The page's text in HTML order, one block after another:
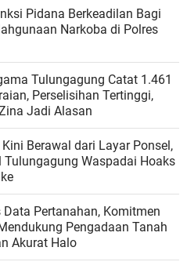
Pidana Berkeadilan Bagi
Narkoba di Polres
Tulungagung Catat 1.461
Perselisihan Tertinggi,
Jadi Alasan
Berawal dari Layar Ponsel,
Tulungagung Waspadai Hoaks
Pertanahan, Komitmen
Pengadaan Tanah
Akurat Halo